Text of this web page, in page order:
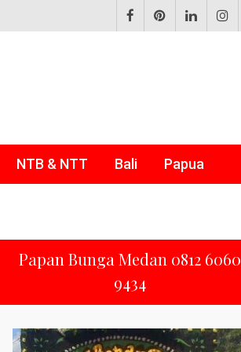
NTB & NTT Bali Papua
Papan Bunga Medan 0812 6060
9434